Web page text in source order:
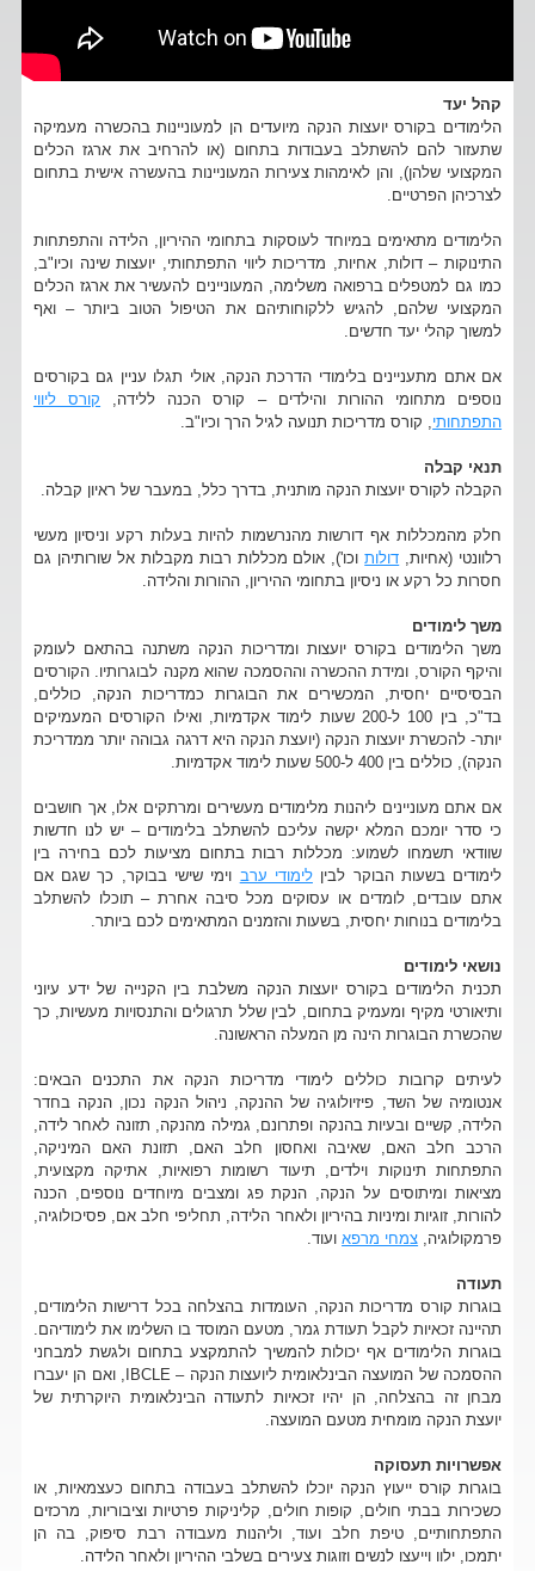
קהל יעד
הלימודים בקורס יועצות הנקה מיועדים הן למעוניינות בהכשרה מעמיקה
שתעזור להם להשתלב בעבודות בתחום (או להרחיב את ארגז הכלים
המקצועי שלהן), והן לאימהות צעירות המעוניינות בהעשרה אישית בתחום
לצרכיהן הפרטיים.
הלימודים מתאימים במיוחד לעוסקות בתחומי ההיריון, הלידה והתפתחות
התינוקות – דולות, אחיות, מדריכות ליווי התפתחותי, יועצות שינה וכיו"ב,
כמו גם למטפלים ברפואה משלימה, המעוניינים להעשיר את ארגז הכלים
המקצועי שלהם, להגיש ללקוחותיהם את הטיפול הטוב ביותר – ואף
למשוך קהלי יעד חדשים.
אם אתם מתעניינים בלימודי הדרכת הנקה, אולי תגלו עניין גם בקורסים
נוספים מתחומי ההורות והילדים – קורס הכנה ללידה, קורס ליווי
התפתחותי , קורס מדריכות תנועה לגיל הרך וכיו"ב.
תנאי קבלה
הקבלה לקורס יועצות הנקה מותנית, בדרך כלל, במעבר של ראיון קבלה.
חלק מהמכללות אף דורשות מהנרשמות להיות בעלות רקע וניסיון מעשי
רלוונטי (אחיות, דולותוכו'), אולם מכללות רבות מקבלות אל שורותיהן גם
חסרות כל רקע או ניסיון בתחומי ההיריון, ההורות והלידה.
משך לימודים
משך הלימודים בקורס יועצות ומדריכות הנקה משתנה בהתאם לעומק
והיקף הקורס, ומידת ההכשרה וההסמכה שהוא מקנה לבוגרותיו. הקורסים
הבסיסיים יחסית, המכשירים את הבוגרות כמדריכות הנקה, כוללים,
בד"כ, בין 100 ל-200 שעות לימוד אקדמיות, ואילו הקורסים המעמיקים
יותר- להכשרת יועצות הנקה (יועצת הנקה היא דרגה גבוהה יותר ממדריכת
הנקה), כוללים בין 400 ל-500 שעות לימוד אקדמיות.
אם אתם מעוניינים ליהנות מלימודים מעשירים ומרתקים אלו, אך חושבים
כי סדר יומכם המלא יקשה עליכם להשתלב בלימודים – יש לנו חדשות
שוודאי תשמחו לשמוע: מכללות רבות בתחום מציעות לכם בחירה בין
לימודים בשעות הבוקר לביןלימודי ערב וימי שישי בבוקר, כך שגם אם
אתם עובדים, לומדים או עסוקים מכל סיבה אחרת – תוכלו להשתלב
בלימודים בנוחות יחסית, בשעות והזמנים המתאימים לכם ביותר.
נושאי לימודים
תכנית הלימודים בקורס יועצות הנקה משלבת בין הקנייה של ידע עיוני
ותיאורטי מקיף ומעמיק בתחום, לבין שלל תרגולים והתנסויות מעשיות, כך
שהכשרת הבוגרות הינה מן המעלה הראשונה.
לעיתים קרובות כוללים לימודי מדריכות הנקה את התכנים הבאים:
אנטומיה של השד, פיזיולוגיה של ההנקה, ניהול הנקה נכון, הנקה בחדר
הלידה, קשיים ובעיות בהנקה ופתרונם, גמילה מהנקה, תזונה לאחר לידה,
הרכב חלב האם, שאיבה ואחסון חלב האם, תזונת האם המיניקה,
התפתחות תינוקות וילדים, תיעוד רשומות רפואיות, אתיקה מקצועית,
מציאות ומיתוסים על הנקה, הנקת פג ומצבים מיוחדים נוספים, הכנה
להורות, זוגיות ומיניות בהיריון ולאחר הלידה, תחליפי חלב אם, פסיכולוגיה,
פרמקולוגיה, צמחי מרפאועוד.
תעודה
בוגרות קורס מדריכות הנקה, העומדות בהצלחה בכל דרישות הלימודים,
תהיינה זכאיות לקבל תעודת גמר, מטעם המוסד בו השלימו את לימודיהם.
בוגרות הלימודים אף יכולות להמשיך להתמקצע בתחום ולגשת למבחני
ההסמכה של המועצה הבינלאומית ליועצות הנקה – IBCLE, ואם הן יעברו
מבחן זה בהצלחה, הן יהיו זכאיות לתעודה הבינלאומית היוקרתית של
יועצת הנקה מומחית מטעם המועצה.
אפשרויות תעסוקה
בוגרות קורס ייעוץ הנקה יוכלו להשתלב בעבודה בתחום כעצמאיות, או
כשכירות בבתי חולים, קופות חולים, קליניקות פרטיות וציבוריות, מרכזים
התפתחותיים, טיפת חלב ועוד, וליהנות מעבודה רבת סיפוק, בה הן
יתמכו, ילוו וייעצו לנשים וזוגות צעירים בשלבי ההיריון ולאחר הלידה.